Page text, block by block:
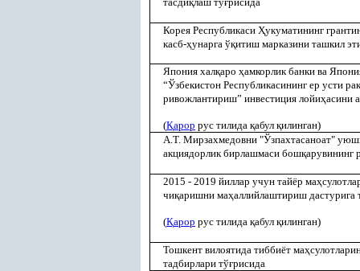
Корея Республикаси Ҳукуматининг
касб-ҳунарга ўқитиш марказини ташкил
Япония халқаро ҳамкорлик банки ва
“Ўзбекистон Республикасининг ер усти рақ
ривожлантириш” инвестиция лойиҳасини
(Қарор рус тилида қабул қилинган)
А.Т. Мирзахмедовни "Ўзпахтасаноат"
акциядорлик бирлашмаси бошқарувининг
2015 - 2019 йиллар учун тайёр маҳ
чиқаришни маҳаллийлаштириш дастурига
(Қарор рус тилида қабул қилинган)
Тошкент вилоятида тиббиёт маҳ
тадбирлари тўғрисида